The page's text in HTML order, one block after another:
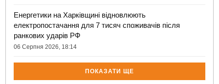
Енергетики на Харківщині відновлюють
електропостачання для 7 тисяч споживачів після
ранкових ударів РФ
06 Серпня 2026, 18:14
ПОКАЗАТИ ЩЕ